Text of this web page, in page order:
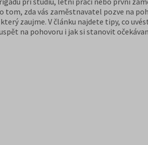
tom, zda vás zaměstnavatel pozve na
zaujme. V článku najdete tipy, co
na pohovoru i jak si stanovit